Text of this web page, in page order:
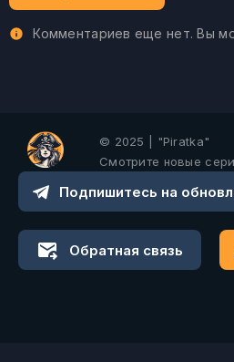
Комментариев еще нет. Вы
© 2025 | "Piratka"
Смотрите новые
Подпишитесь на
Обратная связь